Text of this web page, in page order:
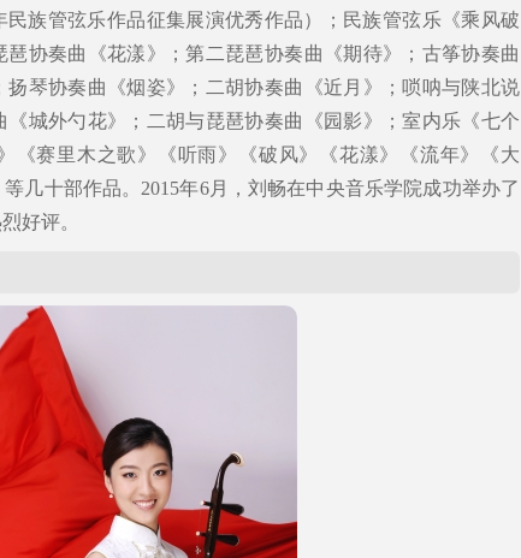
民族管弦乐作品征集展演优秀作品）；民族管弦乐《乘风破
协奏曲《花漾》；第二琵琶协奏曲《期待》；古筝协奏曲
扬琴协奏曲《烟姿》；二胡协奏曲《近月》；唢呐与陕北说
城外勺花》；二胡与琵琶协奏曲《园影》；室内乐《七个
《赛里木之歌》《听雨》《破风》《花漾》《流年》《大
几十部作品。2015年6月，刘畅在中央音乐学院成功举办了
好评。